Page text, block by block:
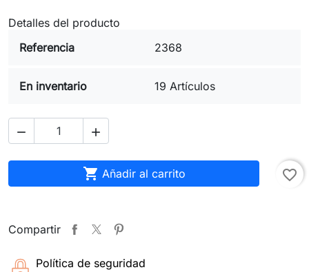
Detalles del producto
Referencia
2368
En inventario 19 Artículos
 
 Añadir al carrito favorite_border
Compartir
Política de seguridad